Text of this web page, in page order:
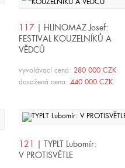
117 | HLINOMAZ Josef:
FESTIVAL KOUZELNÍKŮ A
VĚDCŮ
vyvolávací cena: 280 000 CZK
dosažená cena: 440 000 CZK
121 | TYPLT Lubomír:
V PROTISVĚTLE